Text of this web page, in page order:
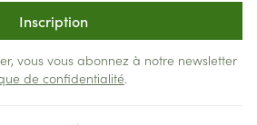
Inscription
vous vous abonnez à notre newsletter
de confidentialité.